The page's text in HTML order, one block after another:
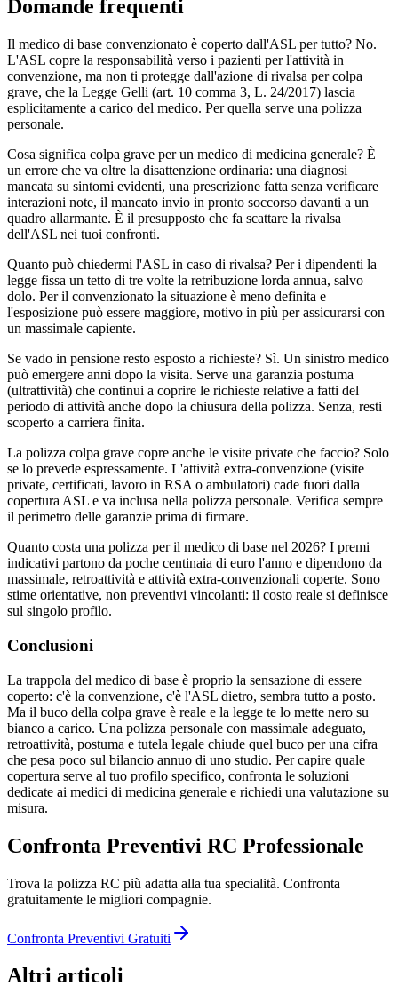
Domande frequenti
Il medico di base convenzionato è coperto dall'ASL per tutto? No.
L'ASL copre la responsabilità verso i pazienti per l'attività in
convenzione, ma non ti protegge dall'azione di rivalsa per colpa
grave, che la Legge Gelli (art. 10 comma 3, L. 24/2017) lascia
esplicitamente a carico del medico. Per quella serve una polizza
personale.
Cosa significa colpa grave per un medico di medicina generale? È
un errore che va oltre la disattenzione ordinaria: una diagnosi
mancata su sintomi evidenti, una prescrizione fatta senza verificare
interazioni note, il mancato invio in pronto soccorso davanti a un
quadro allarmante. È il presupposto che fa scattare la rivalsa
dell'ASL nei tuoi confronti.
Quanto può chiedermi l'ASL in caso di rivalsa? Per i dipendenti la
legge fissa un tetto di tre volte la retribuzione lorda annua, salvo
dolo. Per il convenzionato la situazione è meno definita e
l'esposizione può essere maggiore, motivo in più per assicurarsi con
un massimale capiente.
Se vado in pensione resto esposto a richieste? Sì. Un sinistro medico
può emergere anni dopo la visita. Serve una garanzia postuma
(ultrattività) che continui a coprire le richieste relative a fatti del
periodo di attività anche dopo la chiusura della polizza. Senza, resti
scoperto a carriera finita.
La polizza colpa grave copre anche le visite private che faccio? Solo
se lo prevede espressamente. L'attività extra-convenzione (visite
private, certificati, lavoro in RSA o ambulatori) cade fuori dalla
copertura ASL e va inclusa nella polizza personale. Verifica sempre
il perimetro delle garanzie prima di firmare.
Quanto costa una polizza per il medico di base nel 2026? I premi
indicativi partono da poche centinaia di euro l'anno e dipendono da
massimale, retroattività e attività extra-convenzionali coperte. Sono
stime orientative, non preventivi vincolanti: il costo reale si definisce
sul singolo profilo.
Conclusioni
La trappola del medico di base è proprio la sensazione di essere
coperto: c'è la convenzione, c'è l'ASL dietro, sembra tutto a posto.
Ma il buco della colpa grave è reale e la legge te lo mette nero su
bianco a carico. Una polizza personale con massimale adeguato,
retroattività, postuma e tutela legale chiude quel buco per una cifra
che pesa poco sul bilancio annuo di uno studio. Per capire quale
copertura serve al tuo profilo specifico, confronta le soluzioni
dedicate ai medici di medicina generale e richiedi una valutazione su
misura.
Confronta Preventivi RC Professionale
Trova la polizza RC più adatta alla tua specialità. Confronta
gratuitamente le migliori compagnie.
Confronta Preventivi Gratuiti
Altri articoli